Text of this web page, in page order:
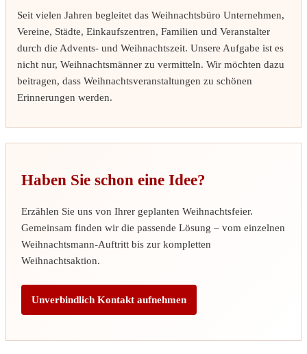
Seit vielen Jahren begleitet das Weihnachtsbüro Unternehmen,
Vereine, Städte, Einkaufszentren, Familien und Veranstalter
durch die Advents- und Weihnachtszeit. Unsere Aufgabe ist es
nicht nur, Weihnachtsmänner zu vermitteln. Wir möchten dazu
beitragen, dass Weihnachtsveranstaltungen zu schönen
Erinnerungen werden.
Haben Sie schon eine Idee?
Erzählen Sie uns von Ihrer geplanten Weihnachtsfeier.
Gemeinsam finden wir die passende Lösung – vom einzelnen
Weihnachtsmann-Auftritt bis zur kompletten
Weihnachtsaktion.
Unverbindlich Kontakt aufnehmen